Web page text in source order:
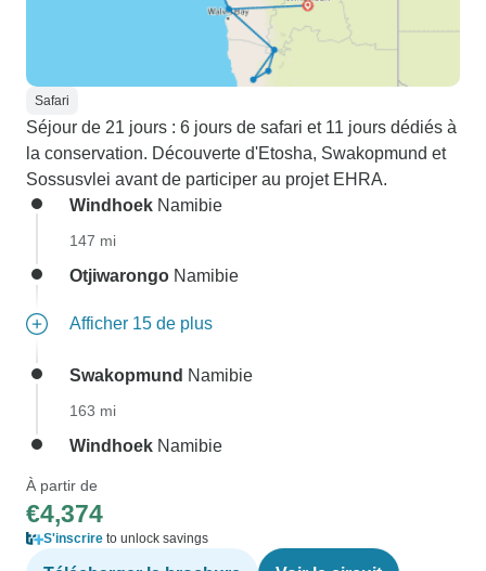
Safari
Séjour de 21 jours : 6 jours de safari et 11 jours dédiés à
la conservation. Découverte d'Etosha, Swakopmund et
Sossusvlei avant de participer au projet EHRA.
Windhoek Namibie
147 mi
Otjiwarongo Namibie
Afficher 15 de plus
Swakopmund Namibie
163 mi
Windhoek Namibie
À partir de
€4,374
S'inscrire to unlock savings